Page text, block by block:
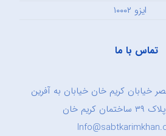
ایزو ۱۰۰۰۲
تماس با ما
خیابان کریم خان خیابان به آفرین
کریم خان